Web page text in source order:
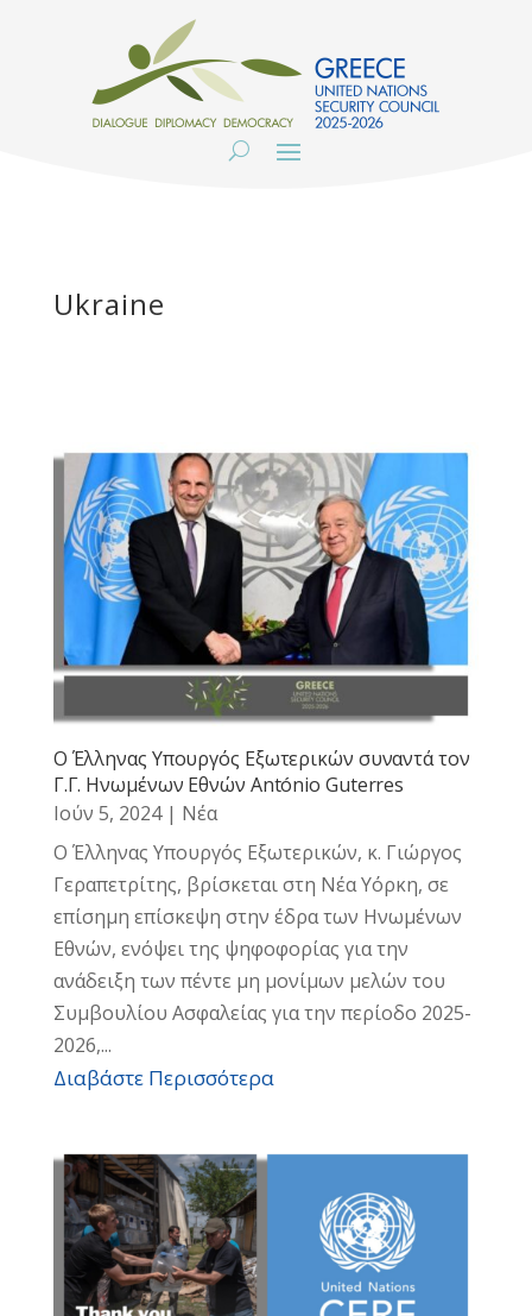
Ukraine
Ο Έλληνας Υπουργός Εξωτερικών συναντά τον
Γ.Γ. Ηνωμένων Εθνών António Guterres
Ιούν 5, 2024| Νέα
Ο Έλληνας Υπουργός Εξωτερικών, κ. Γιώργος
Γεραπετρίτης, βρίσκεται στη Νέα Υόρκη, σε
επίσημη επίσκεψη στην έδρα των Ηνωμένων
Εθνών, ενόψει της ψηφοφορίας για την
ανάδειξη των πέντε μη μονίμων μελών του
Συμβουλίου Ασφαλείας για την περίοδο 2025-
2026,...
Διαβάστε Περισσότερα